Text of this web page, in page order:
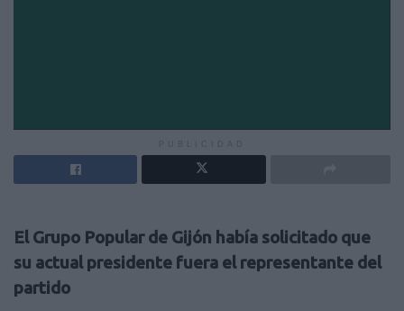
El Grupo Popular de Gijón había solicitado que
su actual presidente fuera el representante del
partido